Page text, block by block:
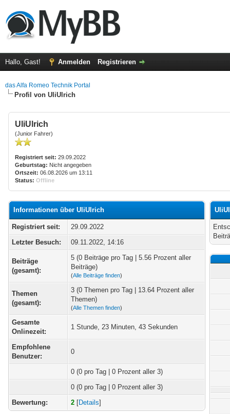
Hallo, Gast! Anmelden Registrieren
das Alfa Romeo Technik Portal
Profil von UliUlrich
UliUlrich
(Junior Fahrer)
Registriert seit: 29.09.2022
Geburtstag: Nicht angegeben
Ortszeit: 06.08.2026 um 13:11
Status: Offline
Informationen über UliUlrich
Registriert seit:
29.09.2022
Letzter Besuch:
09.11.2022, 14:16
Beiträge
(gesamt):
5 (0 Beiträge pro Tag | 5.56 Prozent aller
Beiträge)
(Alle Beiträge finden)
Themen
(gesamt):
3 (0 Themen pro Tag | 13.64 Prozent aller
Themen)
(Alle Themen finden)
Gesamte
Onlinezeit:
1 Stunde, 23 Minuten, 43 Sekunden
Empfohlene
Benutzer:
0
0 (0 pro Tag | 0 Prozent aller 3)
0 (0 pro Tag | 0 Prozent aller 3)
Bewertung:
2 [Details]